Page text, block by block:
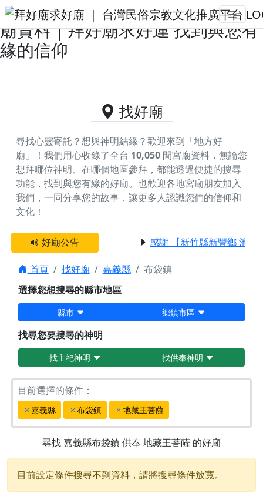
嘉義縣布袋鎮供奉地藏王菩薩的好
廟資料｜拜好廟求好運 找到與您有
緣的信仰
找好廟
尋找心靈寄託？想與神明結緣？歡迎來到「地方好
廟」！我們用心收錄了全台 10,050 間宮廟資料，無論您
想拜哪位神明、在哪個地區參拜，都能透過便捷的搜尋
功能，找到與您有緣的好廟。 也歡迎各地宮廟朋友加入
我們，一同分享您的故事，讓更多人認識您們的信仰和
文化！
好廟公告 感謝 【新竹縣新豐鄉 池和
首頁 找好廟 嘉義縣
布袋鎮
選擇您想搜尋的縣市地區
縣市 鄉鎮市區
找尋您要搜尋的神明
找主祀神明 找供奉神明
目前選擇的條件：
嘉義縣 布袋鎮 地藏王菩薩
尋找嘉義縣布袋鎮供奉 地藏王菩薩 的好廟
目前設定條件搜尋不到資料，請將搜尋條件放寬。